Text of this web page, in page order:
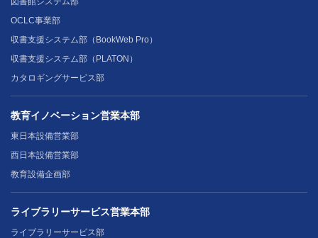
OCLC事業部
収書支援システム部（BookWeb Pro）
収書支援システム部（PLATON）
カタロギングサービス部
教育イノベーション営業本部
東日本設備営業部
西日本設備営業部
教育設備企画部
ライブラリーサービス営業本部
ライブラリーサービス部